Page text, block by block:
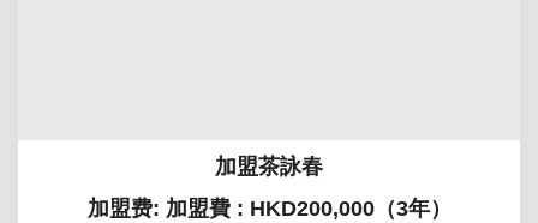
加盟茶詠春
加盟费: 加盟費 : HKD200,000（3年）